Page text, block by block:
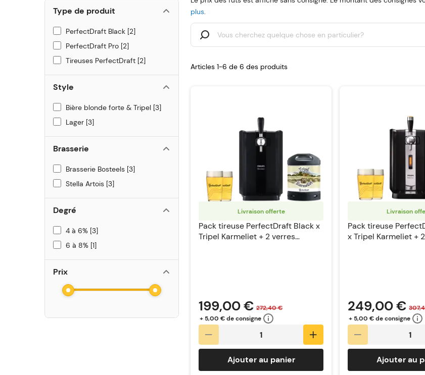
Type de produit
PerfectDraft Black 2
PerfectDraft Pro 2
Tireuses PerfectDraft 2
Style
Bière blonde forte & Tripel 3
Lager 3
Brasserie
Brasserie Bosteels 3
Stella Artois 3
Degré
4 à 6% 3
6 à 8% 1
Prix
plus.
Articles 1-6 de 6 des produits
Livraison offerte
Pack tireuse PerfectDraft Black x
Tripel Karmeliet + 2 verres
199,00 € 272,40 €
+ 5,00 € de consigne
Ajouter au panier
Livraison
Pack tireuse
x Tripel Karmeliet +
249,00 €
+ 5,00 € de consigne
Ajouter au